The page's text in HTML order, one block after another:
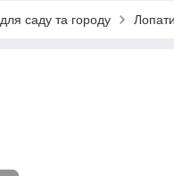
саду та городу